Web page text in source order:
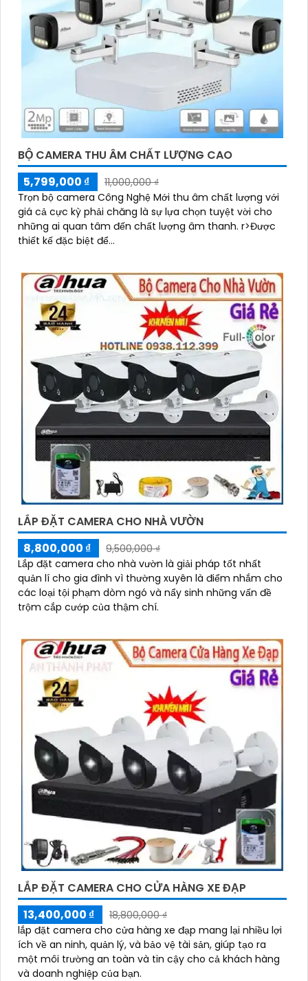
BỘ CAMERA THU ÂM CHẤT LƯỢNG CAO
5,799,000 ₫
11,000,000 ₫
Trọn bộ camera Công Nghệ Mới thu âm chất lượng với
giá cả cực kỳ phải chăng là sự lựa chọn tuyệt vời cho
những ai quan tâm đến chất lượng âm thanh. r>Được
thiết kế đặc biệt để...
LẮP ĐẶT CAMERA CHO NHÀ VƯỜN
8,800,000 ₫
9,500,000 ₫
Lắp đặt camera cho nhà vườn là giải pháp tốt nhất
quản lí cho gia đình vì thường xuyên là điểm nhắm cho
các loại tội phạm dòm ngó và nẩy sinh những vấn đề
trộm cắp cướp của thậm chí.
LẮP ĐẶT CAMERA CHO CỬA HÀNG XE ĐẠP
13,400,000 ₫
18,800,000 ₫
lắp đặt camera cho cửa hàng xe đạp mang lại nhiều lợi
ích về an ninh, quản lý, và bảo vệ tài sản, giúp tạo ra
một môi trường an toàn và tin cậy cho cả khách hàng
và doanh nghiệp của bạn.